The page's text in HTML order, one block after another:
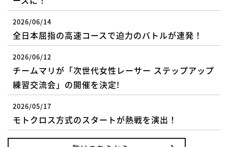
2026/06/14
全日本屈指の高速コースで迫力のバトルが連発！
2026/06/12
チームマリが「次世代女性レーサー ステップアップ
練習交流会」の開催を決定!
2026/05/17
モトクロス方式のスタートが熱戦を演出！